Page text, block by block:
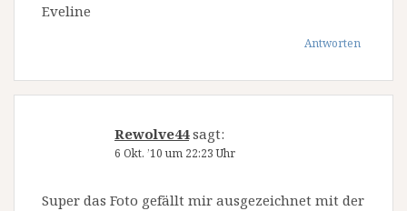
Eveline
Antworten
Rewolve44 sagt:
6 Okt. ’10 um 22:23 Uhr
Super das Foto gefällt mir ausgezeichnet mit der